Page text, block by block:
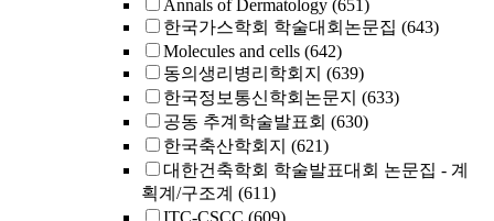
Annals of Dermatology (651)
한국가스학회 학술대회논문집 (643)
Molecules and cells (642)
동의생리병리학회지 (639)
한국정보통신학회논문지 (633)
공동 추계학술발표회 (630)
한국축산학회지 (621)
대한건축학회 학술발표대회 논문집 - 계
획계/구조계 (611)
ITC-CSCC (609)